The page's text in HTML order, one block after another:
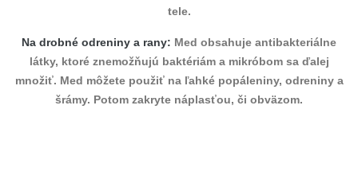
tele.
Na drobné odreniny a rany: Med obsahuje antibakteriálne
látky, ktoré znemožňujú baktériám a mikróbom sa ďalej
množiť. Med môžete použiť na ľahké popáleniny, odreniny a
šrámy. Potom zakryte náplasťou, či obväzom.